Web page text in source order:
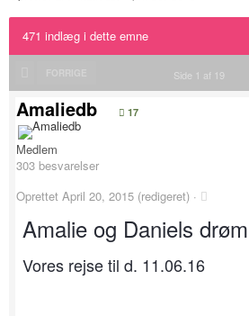
471 indlæg i dette emne
Side 1 af 19
Amaliedb 17
Medlem
303 besvarelser
Oprettet April 20, 2015 (redigeret) ·
Amalie og Daniels
Vores rejse til d. 11.06.16